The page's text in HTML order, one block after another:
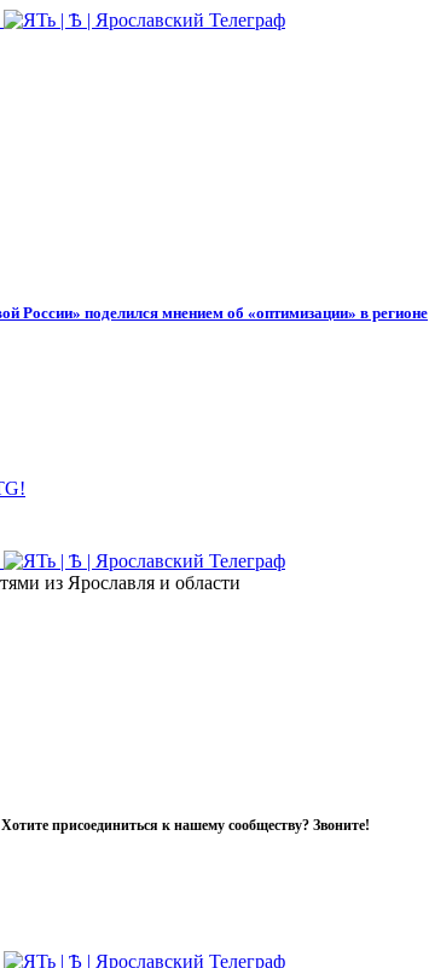
России» поделился мнением об «оптимизации» в регионе
из Ярославля и области
присоединиться к нашему сообществу? Звоните!